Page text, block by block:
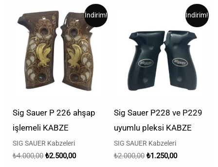
İndirim!
Sig Sauer P 226 ahşap
işlemeli KABZE
SIG SAUER Kabzeleri
₺4.000,00
Orijinal
fiyat:
₺4.000,00.
₺2.500,00
Şu
andaki
fiyat:
₺2.500,00.
İndirim!
Sig Sauer P228 ve P229
uyumlu pleksi KABZE
SIG SAUER Kabzeleri
₺2.000,00
₺2.000,00.
₺1.250,00
andaki
fiyat:
₺1.250,00.